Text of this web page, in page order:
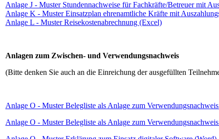
Anlage J - Muster Stundennachweise für Fachkräfte/Betreuer mit
Anlage K - Muster Einsatzplan ehrenamtliche Kräfte mit
Anlage L - Muster Reisekostenabrechnung (Excel)
Anlagen zum Zwischen- und Verwendungsnachweis
(Bitte denken Sie auch an die Einreichung der ausgefüllten
Anlage O - Muster Belegliste als Anlage zum
Anlage O - Muster Belegliste als Anlage zum